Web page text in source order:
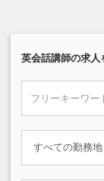
英会話講師の求人